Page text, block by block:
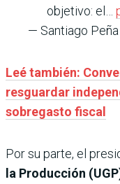
objetivo: el…
— Santiago
Leé también:
resguardar
sobregasto fiscal
Por su parte, el
la Producción